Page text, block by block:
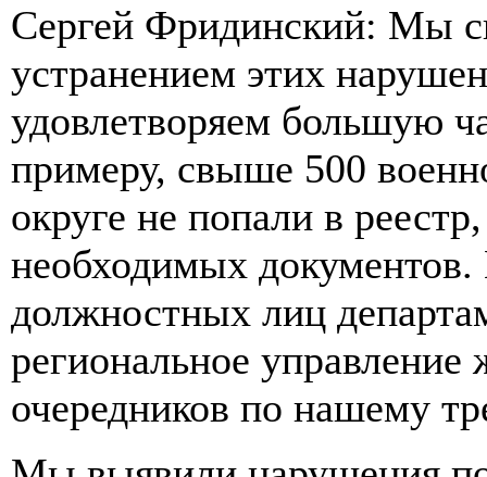
Сергей Фридинский: Мы
устранением этих
удовлетворяем большую
примеру, свыше 500
округе не попали в
необходимых
должностных лиц
региональное
очередников по нашему